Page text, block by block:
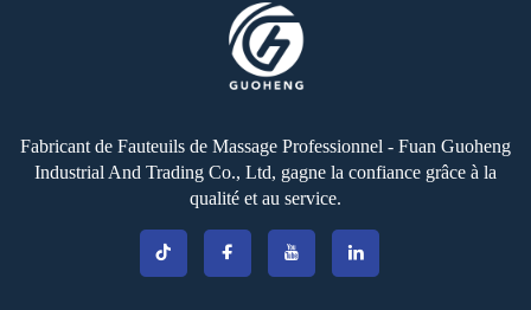
Fabricant de Fauteuils de Massage Professionnel - Fuan Guoheng
Industrial And Trading Co., Ltd, gagne la confiance grâce à la
qualité et au service.